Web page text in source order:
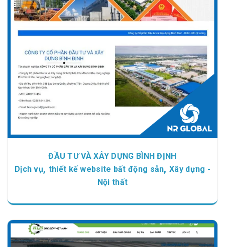
ĐẦU TƯ VÀ XÂY DỰNG BÌNH ĐỊNH
Dịch vụ, thiết kế website bất động sản,Xây dựng -
Nội thất